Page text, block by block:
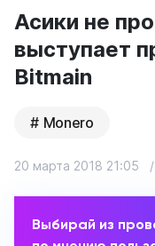
Асики не
выступает
Bitmain
Monero
20 марта 2018 21:05 /
Выбирай из